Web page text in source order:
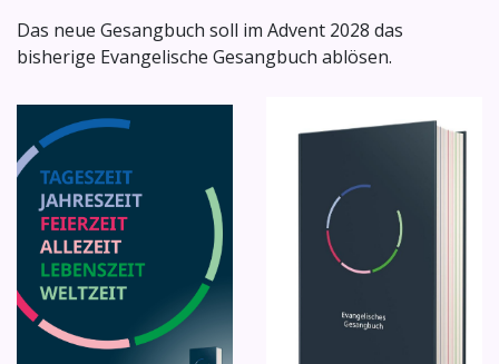
Das neue Gesangbuch soll im Advent 2028 das
bisherige Evangelische Gesangbuch ablösen.